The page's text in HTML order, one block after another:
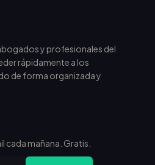
y profesionales del
rápidamente a los
de forma organizada y
cada mañana. Gratis.